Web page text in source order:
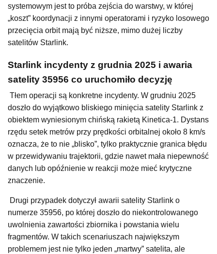
systemowym jest to próba zejścia do warstwy, w której
„koszt” koordynacji z innymi operatorami i ryzyko losowego
przecięcia orbit mają być niższe, mimo dużej liczby
satelitów Starlink.
Starlink incydenty z grudnia 2025 i awaria
satelity 35956 co uruchomiło decyzję
Tłem operacji są konkretne incydenty. W grudniu 2025
doszło do wyjątkowo bliskiego minięcia satelity Starlink z
obiektem wyniesionym chińską rakietą Kinetica-1. Dystans
rzędu setek metrów przy prędkości orbitalnej około 8 km/s
oznacza, że to nie „blisko”, tylko praktycznie granica błędu
w przewidywaniu trajektorii, gdzie nawet mała niepewność
danych lub opóźnienie w reakcji może mieć krytyczne
znaczenie.
Drugi przypadek dotyczył awarii satelity Starlink o
numerze 35956, po której doszło do niekontrolowanego
uwolnienia zawartości zbiornika i powstania wielu
fragmentów. W takich scenariuszach największym
problemem jest nie tylko jeden „martwy” satelita, ale